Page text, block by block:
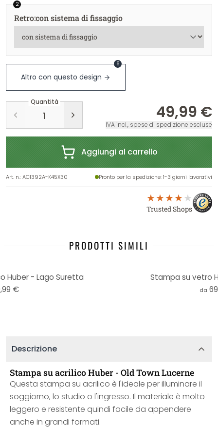
2
Retro:con sistema di fissaggio
Altro con questo design
6
Quantità
49,99 €
IVA incl., spese di spedizione escluse
Aggiungi al carrello
Art. n.:AC1392A-K45X30 Pronto per la spedizione: 1-3 giorni lavorativi
Trusted Shops
PRODOTTI SIMILI
Huber - Lago Suretta
€
Stampa su vetro
da
Descrizione
Stampa su acrilico Huber - Old Town Lucerne
Questa stampa su acrilico è l'ideale per illuminare il
soggiorno, lo studio o l'ingresso. Il materiale è molto
leggero e resistente quindi facile da appendere
anche in grandi formati.